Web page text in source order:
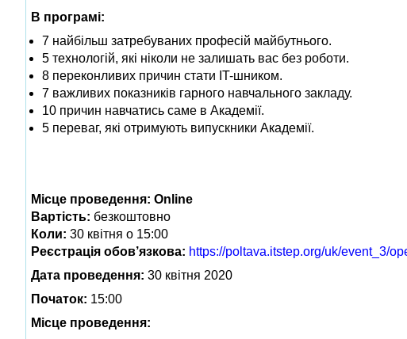
В програмі:
7 найбільш затребуваних професій майбутнього.
5 технологій, які ніколи не залишать вас без роботи.
8 переконливих причин стати IT-шником.
7 важливих показників гарного навчального закладу.
10 причин навчатись саме в Академії.
5 переваг, які отримують випускники Академії.
Місце проведення: Online
Вартість: безкоштовно
Коли: 30 квітня о 15:00
Реєстрація обов’язкова: https://poltava.itstep.org/uk/event_3/
Дата проведення: 30 квітня 2020
Початок: 15:00
Місце проведення: